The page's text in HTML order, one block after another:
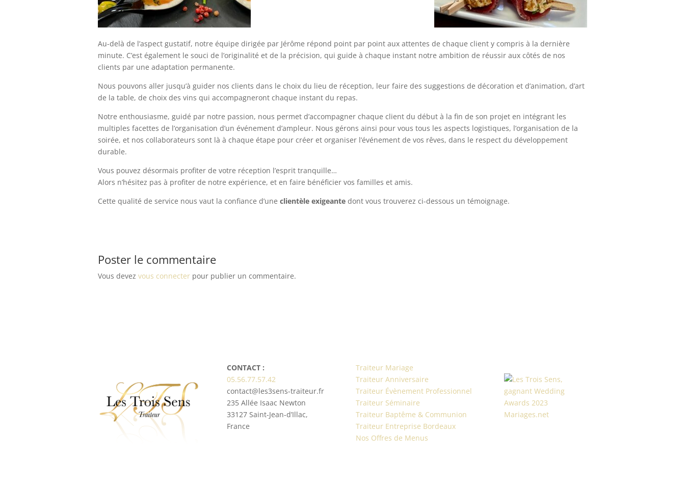
Au-delà de l’aspect gustatif, notre équipe dirigée par Jérôme répond point par point aux attentes de chaque client y compris à la dernière
minute. C’est également le souci de l’originalité et de la précision, qui guide à chaque instant notre ambition de réussir aux côtés de nos
clients par une adaptation permanente.
Nous pouvons aller jusqu’à guider nos clients dans le choix du lieu de réception, leur faire des suggestions de décoration et d’animation, d’art
de la table, de choix des vins qui accompagneront chaque instant du repas.
Notre enthousiasme, guidé par notre passion, nous permet d’accompagner chaque client du début à la fin de son projet en intégrant les
multiples facettes de l’organisation d’un événement d’ampleur. Nous gérons ainsi pour vous tous les aspects logistiques, l’organisation de la
soirée, et nos collaborateurs sont là à chaque étape pour créer et organiser l’événement de vos rêves, dans le respect du développement
durable.
Vous pouvez désormais profiter de votre réception l’esprit tranquille…
Alors n’hésitez pas à profiter de notre expérience, et en faire bénéficier vos familles et amis.
Cette qualité de service nous vaut la confiance d’une clientèle exigeante dont vous trouverez ci-dessous un témoignage.
Poster le commentaire
Vous devez vous connecter pour publier un commentaire.
CONTACT :
05.56.77.57.42
contact@les3sens-traiteur.fr
235 Allée Isaac Newton
33127 Saint-Jean-d’Illac,
France
Traiteur Mariage
Traiteur Anniversaire
Traiteur Évènement Professionnel
Traiteur Séminaire
Traiteur Baptême & Communion
Traiteur Entreprise Bordeaux
Nos Offres de Menus